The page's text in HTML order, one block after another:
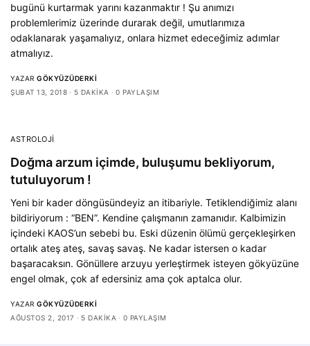
bugünü kurtarmak yarını kazanmaktır ! Şu anımızı
problemlerimiz üzerinde durarak değil, umutlarımıza
odaklanarak yaşamalıyız, onlara hizmet edeceğimiz adımlar
atmalıyız.
YAZAR GÖKYÜZÜDERKI
ŞUBAT 13, 2018
5 DAKIKA 0 PAYLAŞIM
ASTROLOJI
Doğma arzum içimde, buluşumu bekliyorum,
tutuluyorum !
Yeni bir kader döngüsündeyiz an itibariyle. Tetiklendiğimiz alanı
bildiriyorum : “BEN”. Kendine çalışmanın zamanıdır. Kalbimizin
içindeki KAOS’un sebebi bu. Eski düzenin ölümü gerçekleşirken
ortalık ateş ateş, savaş savaş. Ne kadar istersen o kadar
başaracaksın. Gönüllere arzuyu yerleştirmek isteyen gökyüzüne
engel olmak, çok af edersiniz ama çok aptalca olur.
YAZAR GÖKYÜZÜDERKI
AĞUSTOS 2, 2017
5 DAKIKA 0 PAYLAŞIM